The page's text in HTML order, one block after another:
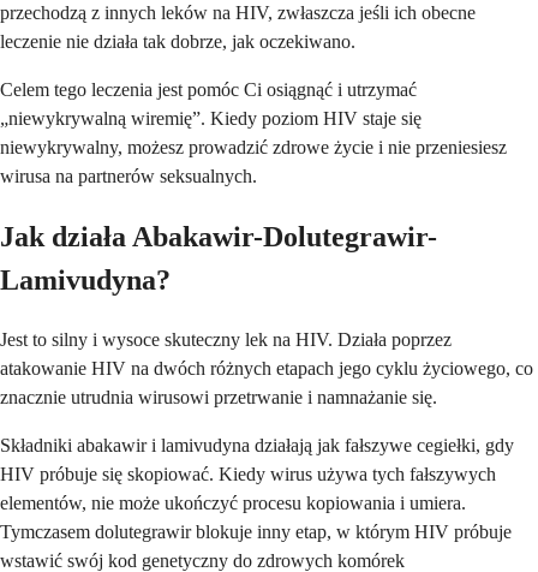
przechodzą z innych leków na HIV, zwłaszcza jeśli ich obecne
leczenie nie działa tak dobrze, jak oczekiwano.
Celem tego leczenia jest pomóc Ci osiągnąć i utrzymać
„niewykrywalną wiremię”. Kiedy poziom HIV staje się
niewykrywalny, możesz prowadzić zdrowe życie i nie przeniesiesz
wirusa na partnerów seksualnych.
Jak działa Abakawir-Dolutegrawir-
Lamivudyna?
Jest to silny i wysoce skuteczny lek na HIV. Działa poprzez
atakowanie HIV na dwóch różnych etapach jego cyklu życiowego, co
znacznie utrudnia wirusowi przetrwanie i namnażanie się.
Składniki abakawir i lamivudyna działają jak fałszywe cegiełki, gdy
HIV próbuje się skopiować. Kiedy wirus używa tych fałszywych
elementów, nie może ukończyć procesu kopiowania i umiera.
Tymczasem dolutegrawir blokuje inny etap, w którym HIV próbuje
wstawić swój kod genetyczny do zdrowych komórek